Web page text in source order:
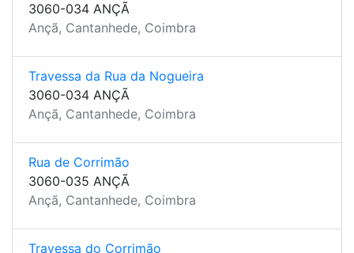
3060-034 ANÇÃ
Ançã, Cantanhede, Coimbra
Travessa da Rua da Nogueira
3060-034 ANÇÃ
Ançã, Cantanhede, Coimbra
Rua de Corrimão
3060-035 ANÇÃ
Ançã, Cantanhede, Coimbra
Travessa do Corrimão